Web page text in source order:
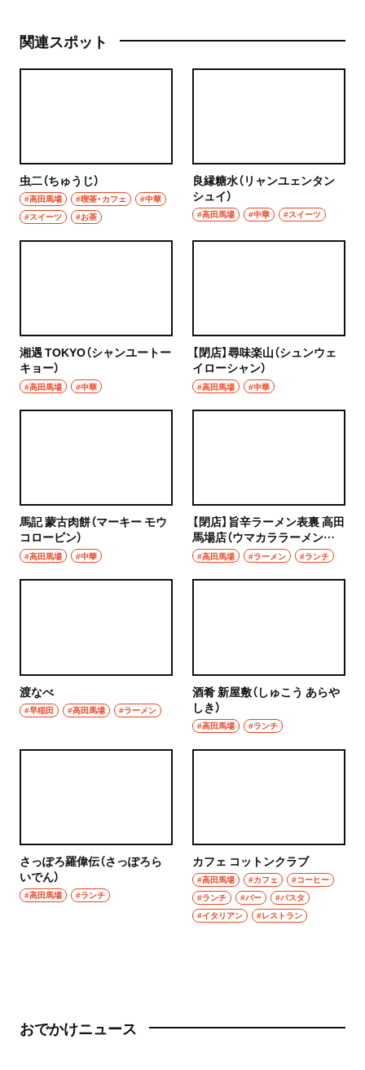
関連スポット
虫二（ちゅうじ）
#高田馬場 #喫茶・カフェ
#中華
#スイーツ
#お茶
良縁糖水（リャンユェンタン
シュイ）
#高田馬場 #中華 #スイーツ
湘遇 TOKYO（シャンユートー
キョー）
#高田馬場 #中華
【閉店】尋味楽山（シュンウェ
イローシャン）
#高田馬場 #中華
馬記 蒙古肉餅（マーキー モウ
コロービン）
#高田馬場 #中華
【閉店】旨辛ラーメン表裏 高田
馬場店（ウマカララーメンヒ
ョウリ）
#高田馬場 #ラーメン #ランチ
渡なべ
#早稲田 #高田馬場 #ラーメン
酒肴 新屋敷（しゅこう あらや
しき）
#高田馬場 #ランチ
さっぽろ羅偉伝（さっぽろら
いでん）
#高田馬場 #ランチ
カフェ コットンクラブ
#高田馬場 #カフェ
#コーヒー
#ランチ
#バー
#パスタ
#イタリアン
#レストラン
おでかけニュース